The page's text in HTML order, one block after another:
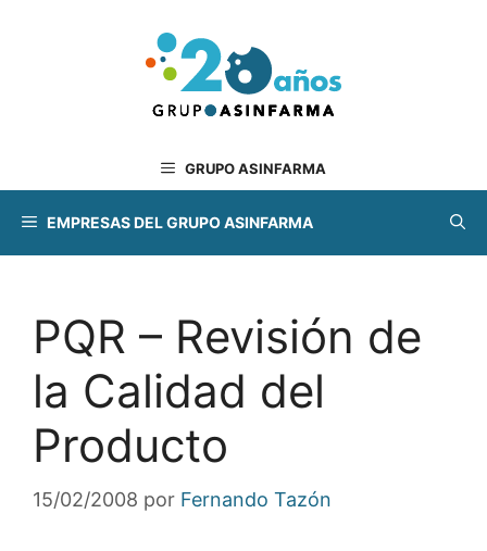
GRUPO ASINFARMA
EMPRESAS DEL GRUPO ASINFARMA
PQR – Revisión de
la Calidad del
Producto
15/02/2008 por Fernando Tazón